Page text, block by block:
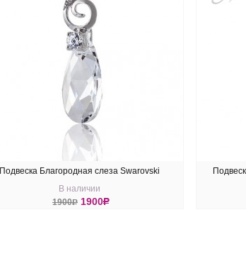
Подвеска Благородная слеза Swarovski
В наличии
1900R 1900R